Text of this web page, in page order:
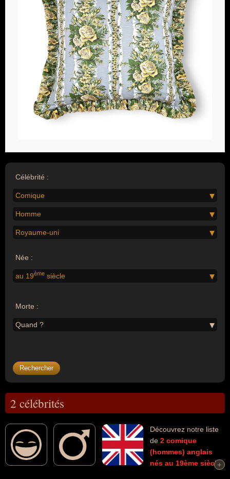
Célébrité :
Comique
Homme
Royaume-uni
Née :
au 19ème siècle
Morte :
Quand ?
2 célébrités
Découvrez notre liste
de 2 comique
(hommes) anglais
nés au 19ème siècle
+
+